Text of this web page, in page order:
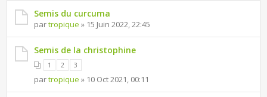
Semis du curcuma
partropique » 15 Juin 2022, 22:45
Semis de la christophine
1 2 3
partropique » 10 Oct 2021, 00:11